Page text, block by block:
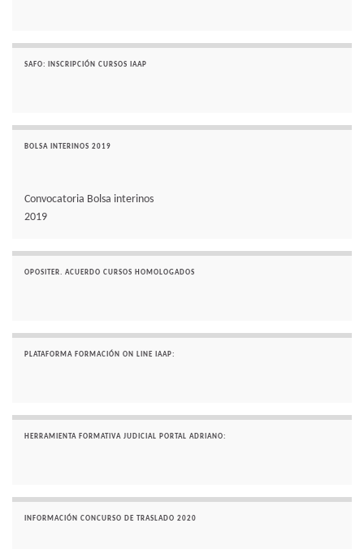
SAFO: INSCRIPCIÓN CURSOS IAAP
BOLSA INTERINOS 2019
Convocatoria Bolsa interinos
2019
OPOSITER. ACUERDO CURSOS HOMOLOGADOS
PLATAFORMA FORMACIÓN ON LINE IAAP:
HERRAMIENTA FORMATIVA JUDICIAL PORTAL ADRIANO:
INFORMACIÓN CONCURSO DE TRASLADO 2020